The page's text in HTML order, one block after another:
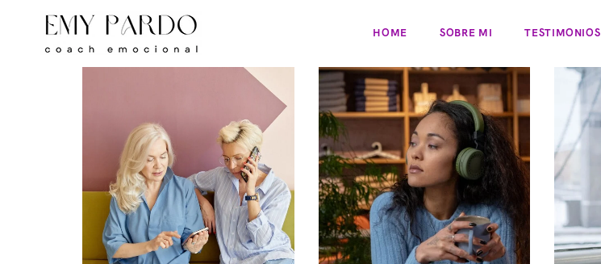
HOME SOBRE MI TESTIMONIOS